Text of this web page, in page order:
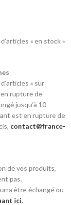
« en stock »
« sur
rupture de
jusqu’à 10
est en rupture de
contact@france-
de vos produits,
pas.
être échangé ou
ici.